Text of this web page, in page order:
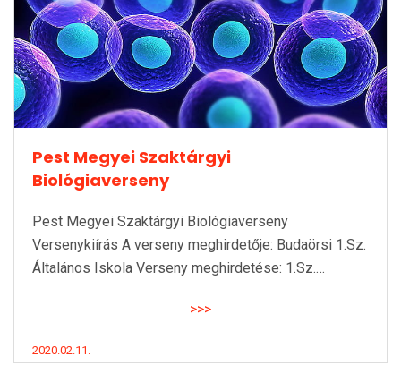
Pest Megyei Szaktárgyi
Biológiaverseny
Pest Megyei Szaktárgyi Biológiaverseny
Versenykiírás A verseny meghirdetője: Budaörsi 1.Sz.
Általános Iskola Verseny meghirdetése: 1.Sz.…
>>>
2020.02.11.